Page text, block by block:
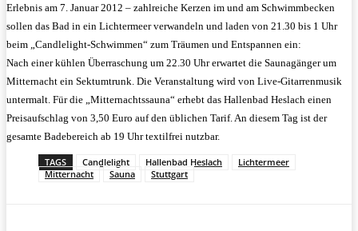
Erlebnis am 7. Januar 2012 – zahlreiche Kerzen im und am Schwimmbecken
sollen das Bad in ein Lichtermeer verwandeln und laden von 21.30 bis 1 Uhr
beim „Candlelight-Schwimmen“ zum Träumen und Entspannen ein:
Nach einer kühlen Überraschung um 22.30 Uhr erwartet die Saunagänger um
Mitternacht ein Sektumtrunk. Die Veranstaltung wird von Live-Gitarrenmusik
untermalt. Für die „Mitternachtssauna“ erhebt das Hallenbad Heslach einen
Preisaufschlag von 3,50 Euro auf den üblichen Tarif. An diesem Tag ist der
gesamte Badebereich ab 19 Uhr textilfrei nutzbar.
TAGS Candlelight Hallenbad Heslach
Lichtermeer
Mitternacht
Sauna Stuttgart